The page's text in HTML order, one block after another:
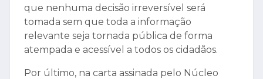
que nenhuma decisão irreversível será
tomada sem que toda a informação
relevante seja tornada pública de forma
atempada e acessível a todos os cidadãos.
Por último, na carta assinada pelo Núcleo